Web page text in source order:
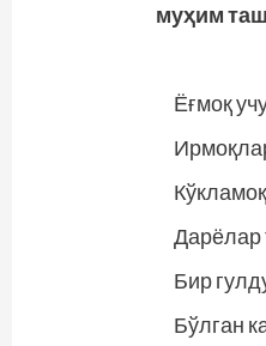
муҳим
Ёғмоқ
Дарёлар
Бир
Бўлган